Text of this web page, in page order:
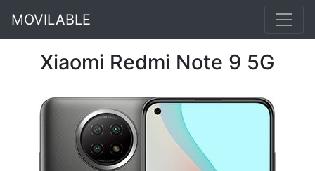
MOVILABLE
Xiaomi Redmi Note 9 5G